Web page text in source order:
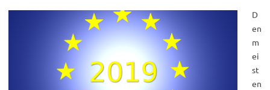
D
en
m
ei
st
en